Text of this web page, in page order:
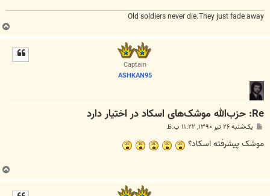
Old soldiers never die.They just fade away
Captain
ASHKAN95
Re: حزب‌الله موشک‌های اسکاد در اختیار دارد
ت
یک‌شنبه ۲۶ تیر ۱۳۹۰, ۱۱:۲۲ ب.ظ
موشک پیشرفته اسکاد؟